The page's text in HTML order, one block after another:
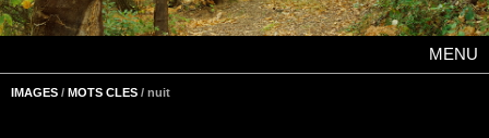
MENU
IMAGES / MOTS CLES / nuit